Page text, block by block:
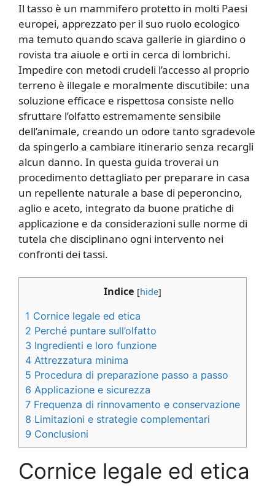
Il tasso è un mammifero protetto in molti Paesi
europei, apprezzato per il suo ruolo ecologico
ma temuto quando scava gallerie in giardino o
rovista tra aiuole e orti in cerca di lombrichi.
Impedire con metodi crudeli l’accesso al proprio
terreno è illegale e moralmente discutibile: una
soluzione efficace e rispettosa consiste nello
sfruttare l’olfatto estremamente sensibile
dell’animale, creando un odore tanto sgradevole
da spingerlo a cambiare itinerario senza recargli
alcun danno. In questa guida troverai un
procedimento dettagliato per preparare in casa
un repellente naturale a base di peperoncino,
aglio e aceto, integrato da buone pratiche di
applicazione e da considerazioni sulle norme di
tutela che disciplinano ogni intervento nei
confronti dei tassi.
Indice [hide]
1 Cornice legale ed etica
2 Perché puntare sull’olfatto
3 Ingredienti e loro funzione
4 Attrezzatura minima
5 Procedura di preparazione passo a passo
6 Applicazione e sicurezza
7 Frequenza di rinnovamento e conservazione
8 Limitazioni e strategie complementari
9 Conclusioni
Cornice legale ed etica